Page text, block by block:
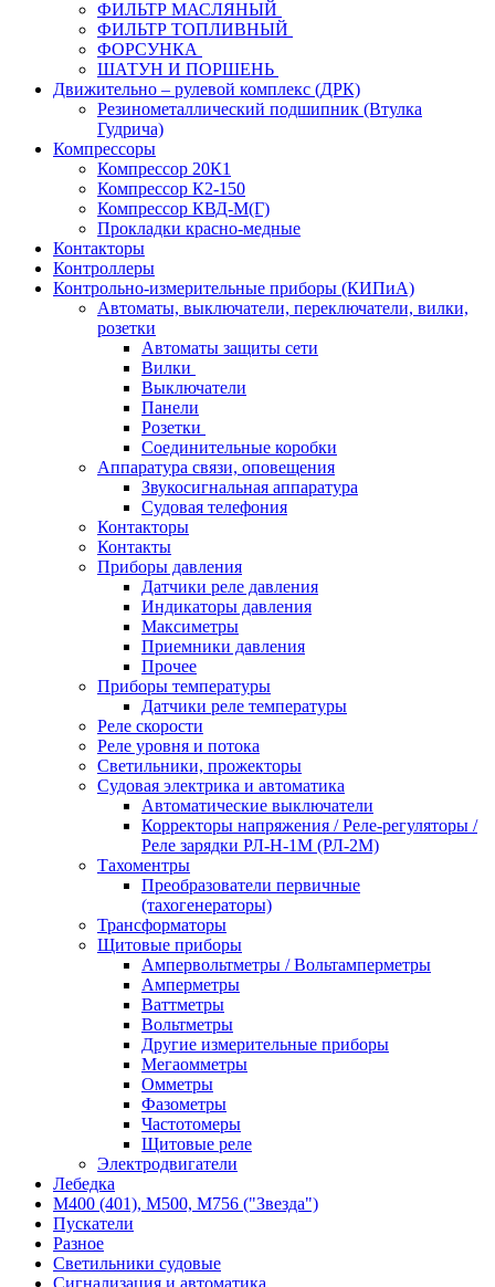
ФИЛЬТР МАСЛЯНЫЙ
ФИЛЬТР ТОПЛИВНЫЙ
ФОРСУНКА
ШАТУН И ПОРШЕНЬ
Движительно – рулевой комплекс (ДРК)
Резинометаллический подшипник (Втулка
Гудрича)
Компрессоры
Компрессор 20К1
Компрессор К2-150
Компрессор КВД-М(Г)
Прокладки красно-медные
Контакторы
Контроллеры
Контрольно-измерительные приборы (КИПиА)
Автоматы, выключатели, переключатели, вилки,
розетки
Автоматы защиты сети
Вилки
Выключатели
Панели
Розетки
Соединительные коробки
Аппаратура связи, оповещения
Звукосигнальная аппаратура
Судовая телефония
Контакторы
Контакты
Приборы давления
Датчики реле давления
Индикаторы давления
Максиметры
Приемники давления
Прочее
Приборы температуры
Датчики реле температуры
Реле скорости
Реле уровня и потока
Светильники, прожекторы
Судовая электрика и автоматика
Автоматические выключатели
Корректоры напряжения / Реле-регуляторы /
Реле зарядки РЛ-Н-1М (РЛ-2М)
Тахоментры
Преобразователи первичные
(тахогенераторы)
Трансформаторы
Щитовые приборы
Ампервольтметры / Вольтамперметры
Амперметры
Ваттметры
Вольтметры
Другие измерительные приборы
Мегаомметры
Омметры
Фазометры
Частотомеры
Щитовые реле
Электродвигатели
Лебедка
М400 (401), М500, М756 ("Звезда")
Пускатели
Разное
Светильники судовые